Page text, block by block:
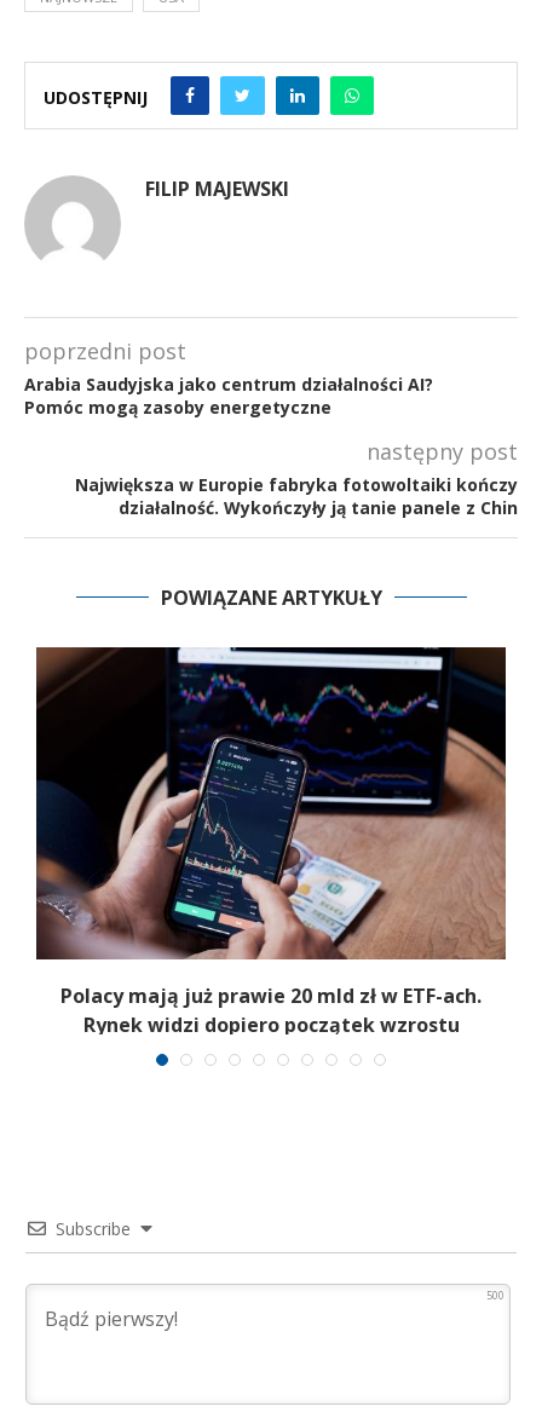
UDOSTĘPNIJ
FILIP MAJEWSKI
poprzedni post
Arabia Saudyjska jako centrum działalności AI?
Pomóc mogą zasoby energetyczne
następny post
Największa w Europie fabryka fotowoltaiki kończy
działalność. Wykończyły ją tanie panele z Chin
POWIĄZANE ARTYKUŁY
Polacy mają już prawie 20 mld zł w ETF-ach.
Rynek widzi dopiero początek wzrostu
Subscribe
500